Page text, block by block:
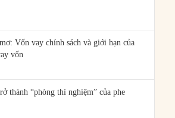
Vốn vay chính sách và giới hạn của
vốn
thành “phòng thí nghiệm” của phe